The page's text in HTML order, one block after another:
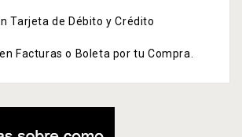
Tarjeta de Débito y Crédito
Facturas o Boleta por tu Compra.